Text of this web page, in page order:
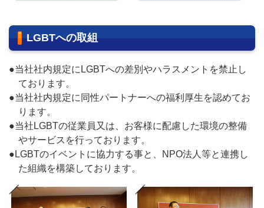
LGBTへの取組
●当社社内規定にLGBTへの差別やハラスメントを禁止し
ております。
●当社社内規定に同性パートナーへの福利厚生を認めてお
ります。
●当社LGBTの従業員又は、お客様に配慮した環境の整備
やサービスを行っております。
●LGBTのイベントに協力する事と、NPO法人等と連携し
た組織を構築しております。